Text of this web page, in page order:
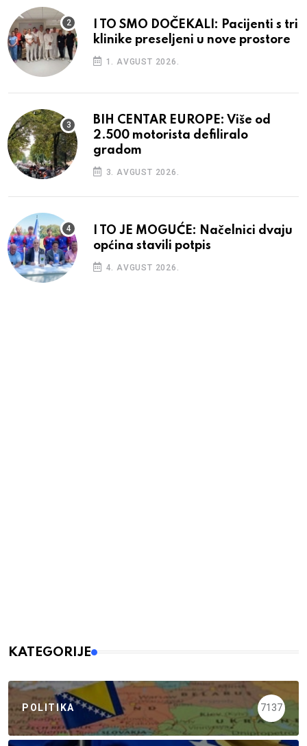
I TO SMO DOČEKALI: Pacijenti s tri
klinike preseljeni u nove prostore
1. AVGUST 2026.
BIH CENTAR EUROPE: Više od
2.500 motorista defiliralo
gradom
3. AVGUST 2026.
I TO JE MOGUĆE: Načelnici dvaju
općina stavili potpis
4. AVGUST 2026.
KATEGORIJE
POLITIKA 7137